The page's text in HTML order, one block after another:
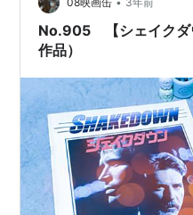
No.905 【シェイクダ
作品）